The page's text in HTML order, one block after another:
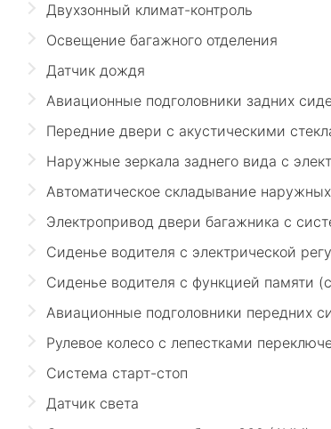
Двухзонный климат-контроль
Освещение багажного отделения
Датчик дождя
Авиационные подголовники задних
Передние двери с акустическими
Наружные зеркала заднего вида с
Автоматическое складывание
Электропривод двери багажника с
Сиденье водителя с электрической
Сиденье водителя с функцией памяти
Авиационные подголовники передних
Рулевое колесо с лепестками
Система старт-стоп
Датчик света